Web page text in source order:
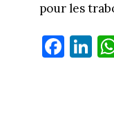
pour les
Fa
ce
Li
nk